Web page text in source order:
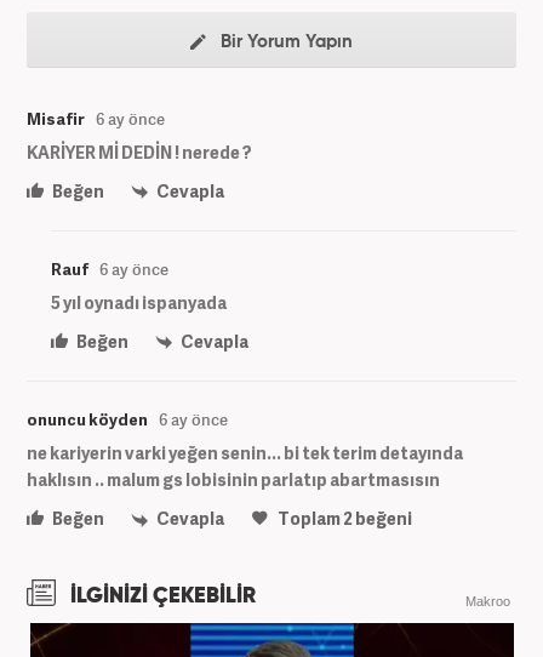
Bir Yorum Yapın
Misafir 6 ay önce
KARİYER Mİ DEDİN ! nerede ?
Beğen
Cevapla
Rauf 6 ay önce
5 yıl oynadı ispanyada
Beğen
Cevapla
onuncu köyden 6 ay önce
ne kariyerin varki yeğen senin... bi tek terim detayında
haklısın .. malum gs lobisinin parlatıp abartmasısın
Beğen
Cevapla Toplam2beğeni
İLGİNİZİ ÇEKEBİLİR Makroo